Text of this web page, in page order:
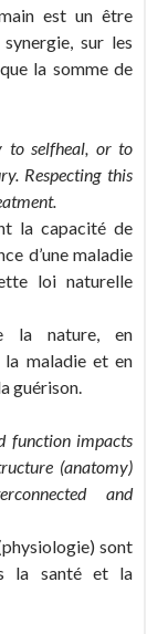
est un être
sur les
la somme de
to selfheal, or to
Respecting this
la capacité de
d’une maladie
loi naturelle
la nature, en
la maladie et en
guérison.
function impacts
(anatomy)
and
sont
la santé et la